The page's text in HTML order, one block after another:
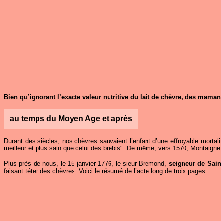
Bien qu’ignorant l’exacte valeur nutritive du lait de chèvre, des
au temps du Moyen Age et après
Durant des siècles, nos chèvres sauvaient l’enfant d’une effroyable
meilleur et plus sain que celui des brebis". De même, vers 1570,
Plus près de nous, le 15 janvier 1776, le sieur Bremond, seigneur de
faisant téter des chèvres. Voici le résumé de l’acte long de trois pages :